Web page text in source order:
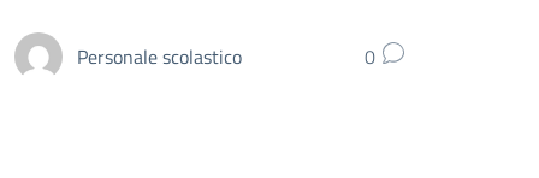
Personale scolastico 0